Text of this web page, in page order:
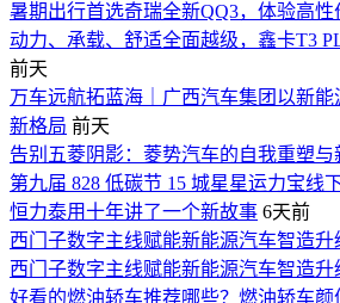
暑期出行首选奇瑞全新QQ3，体验高性
动力、承载、舒适全面越级，鑫卡T3
前天
万车远航拓蓝海｜广西汽车集团以新
新格局 前天
告别五菱阴影：菱势汽车的自我重塑与
第九届 828 低碳节 15 城星星运力宝线
恒力泰用十年讲了一个新故事 6天前
西门子数字主线赋能新能源汽车智造升
西门子数字主线赋能新能源汽车智造升
好看的燃油轿车推荐哪些？燃油轿车颜